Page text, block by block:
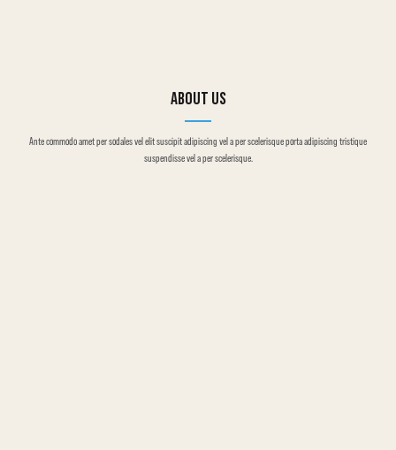
About Us
Ante commodo amet per sodales vel elit suscipit adipiscing vel a per scelerisque porta adipiscing tristique
suspendisse vel a per scelerisque.